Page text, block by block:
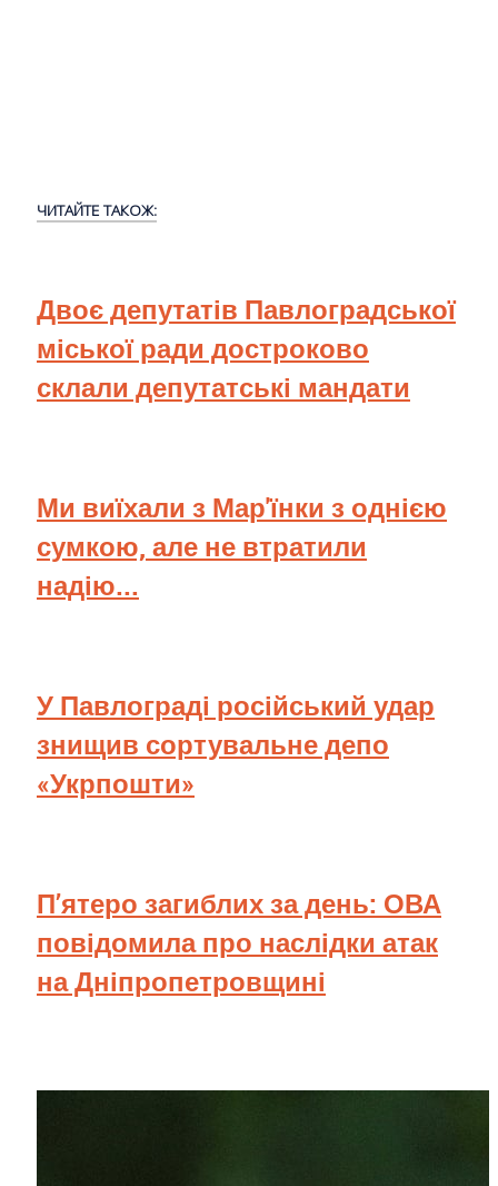
ЧИТАЙТЕ ТАКОЖ:
Двоє депутатів Павлоградської
міської ради достроково
склали депутатські мандати
Ми виїхали з Мар'їнки з однією
сумкою, але не втратили
надію...
У Павлограді російський удар
знищив сортувальне депо
«Укрпошти»
П’ятеро загиблих за день: ОВА
повідомила про наслідки атак
на Дніпропетровщині